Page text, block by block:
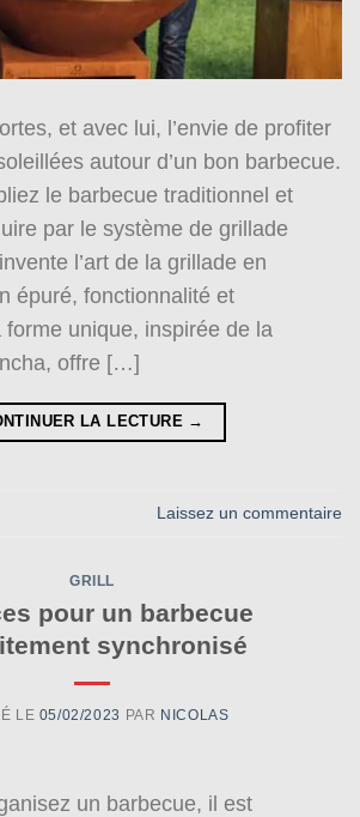
et avec lui, l’envie de profiter
autour d’un bon barbecue.
le barbecue traditionnel et
par le système de grillade
l’art de la grillade en
épuré, fonctionnalité et
unique, inspirée de la
offre […]
LA LECTURE →
Laissez un commentaire
GRILL
pour un barbecue
synchronisé
LE 05/02/2023 PAR NICOLAS
un barbecue, il est